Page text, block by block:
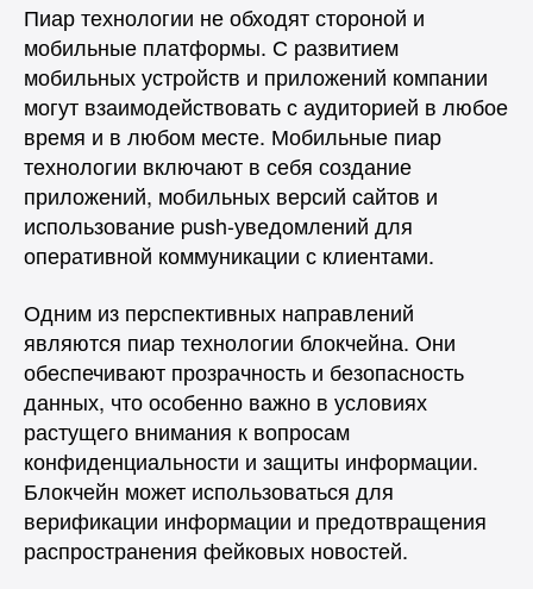
Пиар технологии не обходят стороной и
мобильные платформы. С развитием
мобильных устройств и приложений компании
могут взаимодействовать с аудиторией в любое
время и в любом месте. Мобильные пиар
технологии включают в себя создание
приложений, мобильных версий сайтов и
использование push-уведомлений для
оперативной коммуникации с клиентами.
Одним из перспективных направлений
являются пиар технологии блокчейна. Они
обеспечивают прозрачность и безопасность
данных, что особенно важно в условиях
растущего внимания к вопросам
конфиденциальности и защиты информации.
Блокчейн может использоваться для
верификации информации и предотвращения
распространения фейковых новостей.